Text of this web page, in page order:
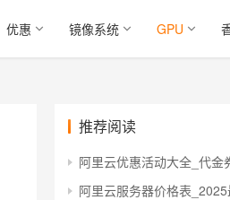
优惠 镜像系统 GPU
推荐阅读
阿里云优惠活动大全_代金
阿里云服务器价格表